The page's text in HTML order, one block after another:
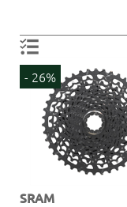
- 26%
SRAM